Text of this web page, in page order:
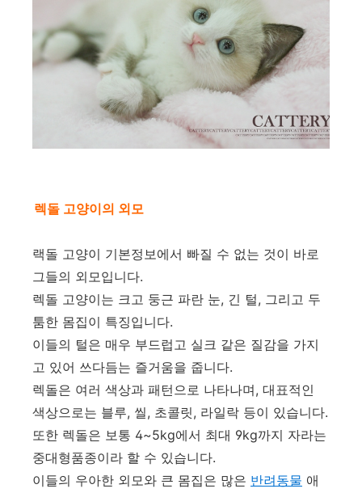
렉돌 고양이의 외모
랙돌 고양이 기본정보에서 빠질 수 없는 것이 바로
그들의 외모입니다.
렉돌 고양이는 크고 둥근 파란 눈, 긴 털, 그리고 두
툼한 몸집이 특징입니다.
이들의 털은 매우 부드럽고 실크 같은 질감을 가지
고 있어 쓰다듬는 즐거움을 줍니다.
렉돌은 여러 색상과 패턴으로 나타나며, 대표적인
색상으로는 블루, 씰, 초콜릿, 라일락 등이 있습니다.
또한 렉돌은 보통 4~5kg에서 최대 9kg까지 자라는
중대형품종이라 할 수 있습니다.
이들의 우아한 외모와 큰 몸집은 많은 반려동물 애